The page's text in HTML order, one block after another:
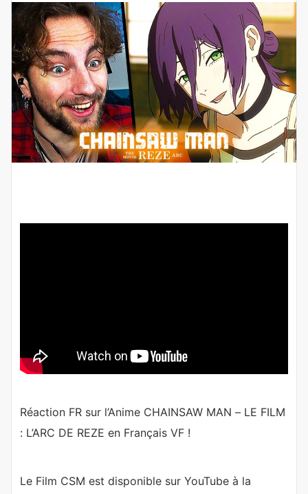
Réaction FR sur l’Anime CHAINSAW MAN – LE FILM
: L’ARC DE REZE en Français VF !
Le Film CSM est disponible sur YouTube à la